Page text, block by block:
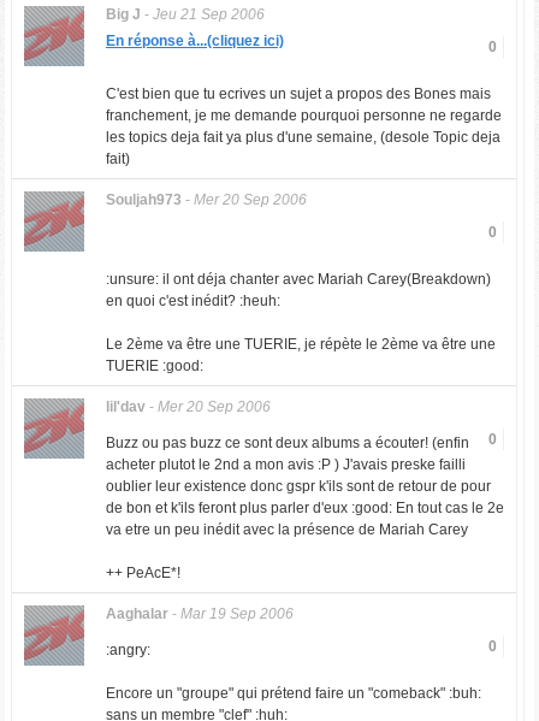
Big J - Jeu 21 Sep 2006
0
En réponse à...(cliquez ici)
C'est bien que tu ecrives un sujet a propos des Bones mais
franchement, je me demande pourquoi personne ne regarde
les topics deja fait ya plus d'une semaine, (desole Topic deja
fait)
Souljah973 - Mer 20 Sep 2006
0
:unsure: il ont déja chanter avec Mariah Carey(Breakdown)
en quoi c'est inédit? :heuh:
Le 2ème va être une TUERIE, je répète le 2ème va être une
TUERIE :good:
lil'dav- Mer 20 Sep 2006
0
Buzz ou pas buzz ce sont deux albums a écouter! (enfin
acheter plutot le 2nd a mon avis :P ) J'avais preske failli
oublier leur existence donc gspr k'ils sont de retour de pour
de bon et k'ils feront plus parler d'eux :good: En tout cas le 2e
va etre un peu inédit avec la présence de Mariah Carey
++ PeAcE*!
Aaghalar- Mar 19 Sep 2006
0
:angry:
Encore un "groupe" qui prétend faire un "comeback" :buh:
sans un membre "clef" :huh: